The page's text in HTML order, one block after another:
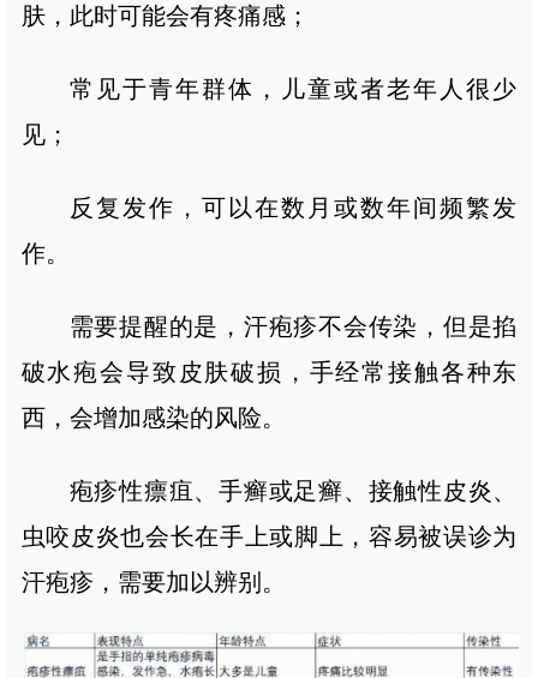
肤，此时可能会有疼痛感；
常见于青年群体，儿童或者老年人很少
见；
反复发作，可以在数月或数年间频繁发
作。
需要提醒的是，汗疱疹不会传染，但是掐
破水疱会导致皮肤破损，手经常接触各种东
西，会增加感染的风险。
疱疹性瘭疽、手癣或足癣、接触性皮炎、
虫咬皮炎也会长在手上或脚上，容易被误诊为
汗疱疹，需要加以辨别。